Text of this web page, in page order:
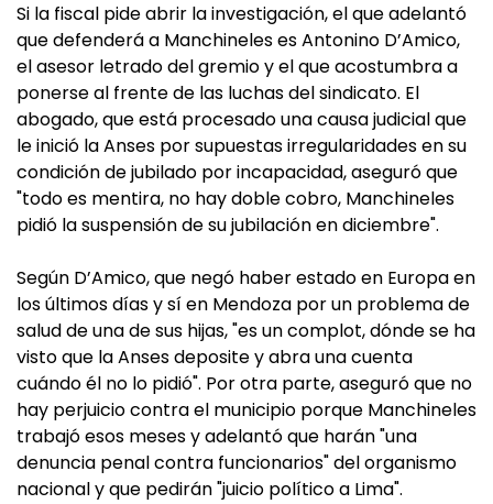
Si la fiscal pide abrir la investigación, el que adelantó
que defenderá a Manchineles es Antonino D’Amico,
el asesor letrado del gremio y el que acostumbra a
ponerse al frente de las luchas del sindicato. El
abogado, que está procesado una causa judicial que
le inició la Anses por supuestas irregularidades en su
condición de jubilado por incapacidad, aseguró que
"todo es mentira, no hay doble cobro, Manchineles
pidió la suspensión de su jubilación en diciembre".
Según D’Amico, que negó haber estado en Europa en
los últimos días y sí en Mendoza por un problema de
salud de una de sus hijas, "es un complot, dónde se ha
visto que la Anses deposite y abra una cuenta
cuándo él no lo pidió". Por otra parte, aseguró que no
hay perjuicio contra el municipio porque Manchineles
trabajó esos meses y adelantó que harán "una
denuncia penal contra funcionarios" del organismo
nacional y que pedirán "juicio político a Lima".